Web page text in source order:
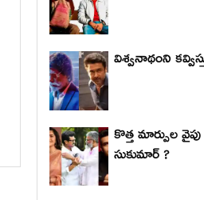
విశ్వనాథంని
కొత్త మార్పుల
సుకుమార్ ?